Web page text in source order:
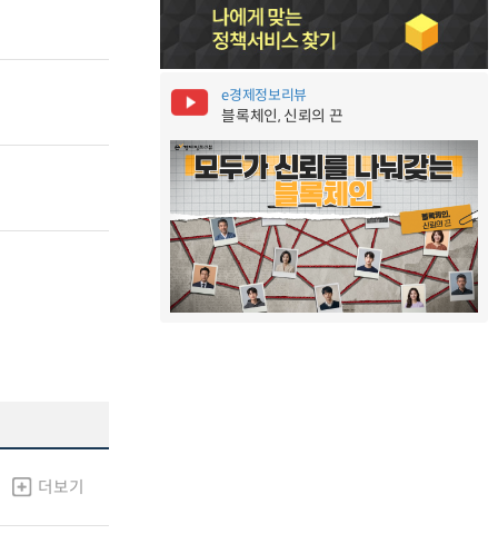
더보기
e경제정보리뷰
블록체인, 신뢰의 끈